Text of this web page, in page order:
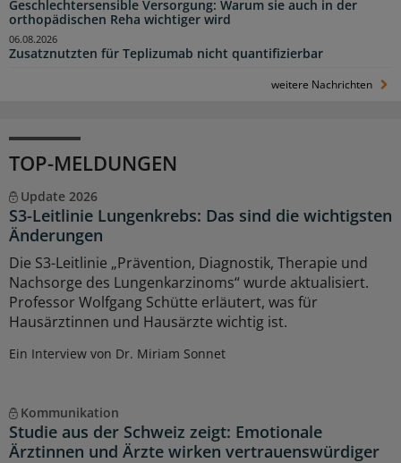
Geschlechtersensible Versorgung: Warum sie auch in der
orthopädischen Reha wichtiger wird
Zusatznutzten für Teplizumab nicht quantifizierbar
06.08.2026
weitere Nachrichten
TOP-MELDUNGEN
Update 2026
S3-Leitlinie Lungenkrebs: Das sind die wichtigsten
Änderungen
Die S3-Leitlinie „Prävention, Diagnostik, Therapie und
Nachsorge des Lungenkarzinoms“ wurde aktualisiert.
Professor Wolfgang Schütte erläutert, was für
Hausärztinnen und Hausärzte wichtig ist.
Ein Interview von Dr. Miriam Sonnet
Kommunikation
Studie aus der Schweiz zeigt: Emotionale
Ärztinnen und Ärzte wirken vertrauenswürdiger